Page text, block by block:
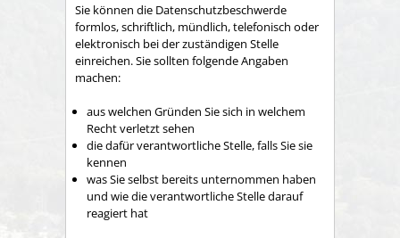
Sie können die Datenschutzbeschwerde
formlos, schriftlich, mündlich, telefonisch oder
elektronisch bei der zuständigen Stelle
einreichen. Sie sollten folgende Angaben
machen:
aus welchen Gründen Sie sich in welchem
Recht verletzt sehen
die dafür verantwortliche Stelle, falls Sie sie
kennen
was Sie selbst bereits unternommen haben
und wie die verantwortliche Stelle darauf
reagiert hat